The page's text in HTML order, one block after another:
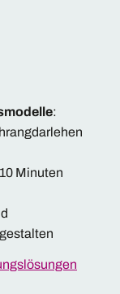
:
Minuten